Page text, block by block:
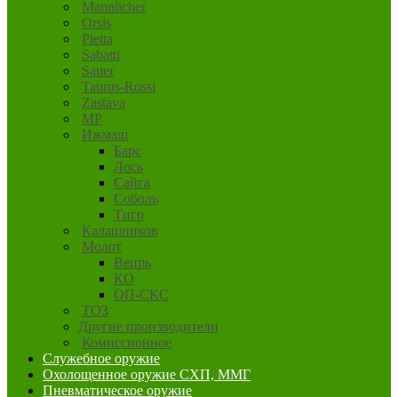
Mannlicher
Orsis
Pietta
Sabatti
Sauer
Taurus-Rossi
Zastava
MP
Ижмаш
Барс
Лось
Сайга
Соболь
Тигр
Калашников
Молот
Вепрь
КО
ОП-СКС
ТОЗ
Другие производители
Комиссионное
Служебное оружие
Охолощенное оружие СХП, ММГ
Пневматическое оружие